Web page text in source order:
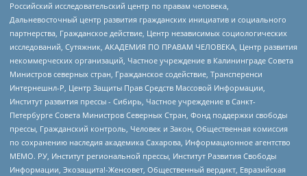
Российский исследовательский центр по правам человека,
Дальневосточный центр развития гражданских инициатив и социального
партнерства, Гражданское действие, Центр независимых социологических
исследований, Сутяжник, АКАДЕМИЯ ПО ПРАВАМ ЧЕЛОВЕКА, Центр развития
некоммерческих организаций, Частное учреждение в Калининграде Совета
Министров северных стран, Гражданское содействие, Трансперенси
Интернешнл-Р, Центр Защиты Прав Средств Массовой Информации,
Институт развития прессы - Сибирь, Частное учреждение в Санкт-
Петербурге Совета Министров Северных Стран, Фонд поддержки свободы
прессы, Гражданский контроль, Человек и Закон, Общественная комиссия
по сохранению наследия академика Сахарова, Информационное агентство
МЕМО. РУ, Институт региональной прессы, Институт Развития Свободы
Информации, Экозащита!-Женсовет, Общественный вердикт, Евразийская